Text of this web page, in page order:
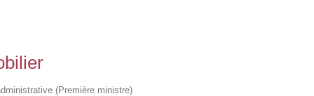
(Première ministre)